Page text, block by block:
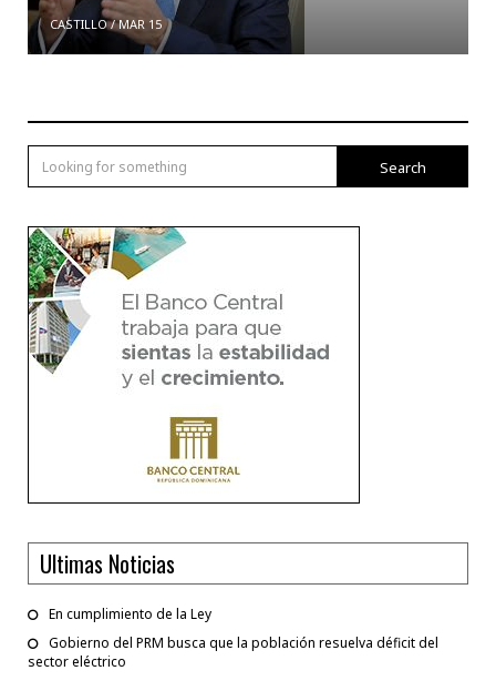
CASTILLO/MAR 15
Search
Ultimas Noticias
En cumplimiento de la Ley
Gobierno del PRM busca que la población resuelva déficit del
sector eléctrico